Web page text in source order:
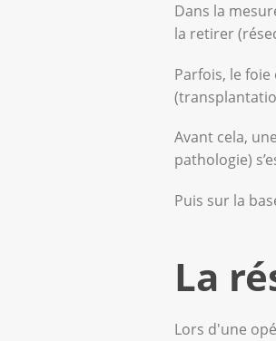
Dans la
la retirer
Parfois, le
Avant cela,
pathologie)
Puis sur la
La
Lors d'une